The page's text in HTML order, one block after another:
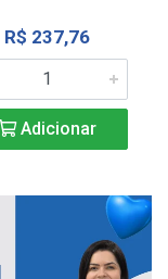
R$ 237,76
Adicionar